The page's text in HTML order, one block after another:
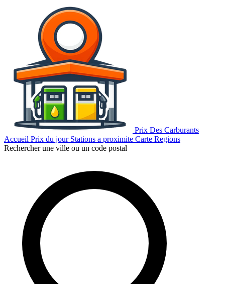
Prix Des Carburants
Accueil Prix du jour Stations a proximite Carte Regions
Rechercher une ville ou un code postal